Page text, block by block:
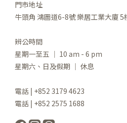
門市地址
牛頭角 鴻圖道6-8號 樂居工業大廈 5
辨公時間
星期一至五 ｜ 10 am - 6 pm
星期六、日及假期 ｜ 休息
電話 | +852 3179 4623
電話 | +852 2575 1688